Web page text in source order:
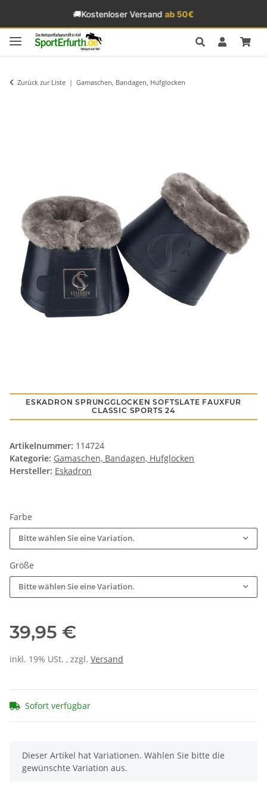
🚚Kostenloser Versandab 50€
Zurück zur Liste Gamaschen, Bandagen, Hufglocken
ESKADRON SPRUNGGLOCKEN SOFTSLATE FAUXFUR
CLASSIC SPORTS 24
Artikelnummer: 114724
Kategorie: Gamaschen, Bandagen, Hufglocken
Hersteller: Eskadron
Farbe
Bitte wählen Sie eine Variation.
Größe
Bitte wählen Sie eine Variation.
39,95 €
inkl. 19% USt. , zzgl. Versand
Sofort verfügbar
x
Dieser Artikel hat Variationen. Wählen Sie bitte die
gewünschte Variation aus.